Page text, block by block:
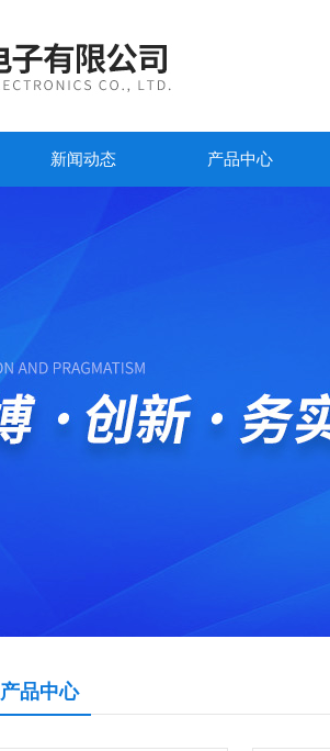
新闻动态 产品中心
产品中心